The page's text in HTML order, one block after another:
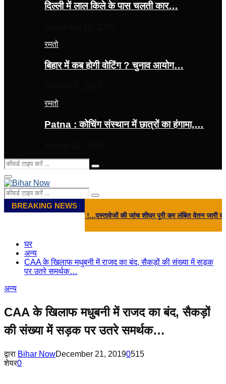
दिल्ली में लाल किले के पास चलती कार…
रमतो
बिहार में कब होगी वोटिंग ? चुनाव आयोग…
रमतो
Patna : कोचिंग संस्थान में छात्रों का हंगामा,…
Search
for:
Search
Primary
Menu
Search
for:
Search
BREAKING NEWS
से बड़ी मांग !...दस्तावेजों की जांच शीघ्र पूरी कर लंबित वेतन जारी करे सरकार, वेतन
घर
अन्य
CAA के खिलाफ मधुबनी में राजद का बंद, सैकड़ों की संख्या में सड़क
पर उतरे समर्थक…
अन्य
CAA के खिलाफ मधुबनी में राजद का बंद, सैकड़ों
की संख्या में सड़क पर उतरे समर्थक…
द्वारा Bihar NowDecember 21, 20190515
शेयर0